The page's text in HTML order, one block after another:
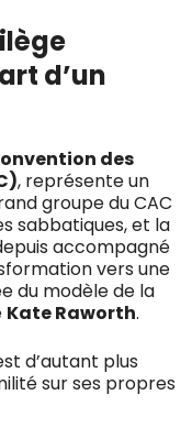
d’un
des
, représente un
groupe du CAC
sabbatiques, et la
accompagné
vers une
du modèle de la
Kate Raworth.
d’autant plus
sur ses propres